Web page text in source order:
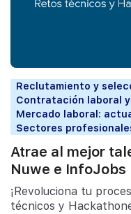
Reclutamiento y
Contratación laboral
Mercado laboral:
Sectores
Atrae al mejor
Nuwe e InfoJobs
¡Revoluciona tu
técnicos y